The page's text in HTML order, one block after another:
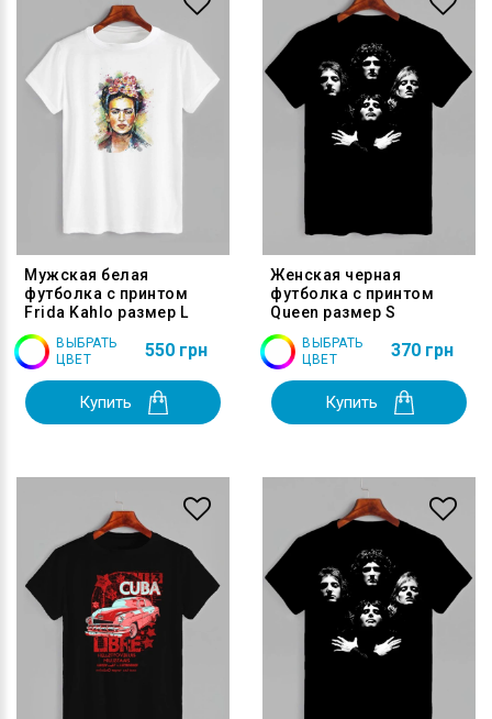
Мужская белая
футболка с принтом
Frida Kahlo размер L
ВЫБРАТЬ
ЦВЕТ
550 грн
Купить
Женская черная
футболка с принтом
Queen размер S
ВЫБРАТЬ
ЦВЕТ
370 грн
Купить